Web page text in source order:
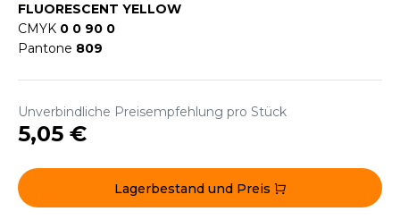
GEN
FLUORESCENT YELLOW
CMYK 0 0 90 0
Pantone 809
Unverbindliche Preisempfehlung pro Stück
5,05 €
Lagerbestand und Preis